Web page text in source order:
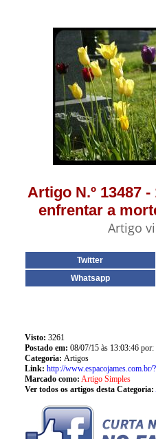
Artigo N.º 13487
enfrentar a
Artigo
Twitter
Whatsapp
Visto: 3261
Postado em: 08/07/15 às 13:03:46 por:
Categoria: Artigos
Link: http://
Marcado como: Artigo Simples
Ver todos os artigos desta Categoria: